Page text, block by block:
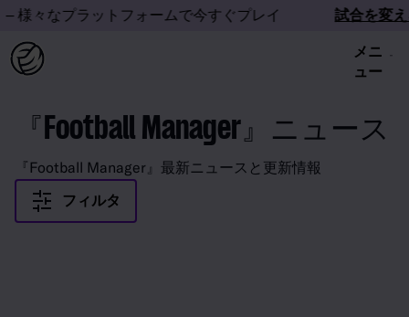
様々なプラットフォームで今すぐプレイ
試合を変え
メニ
ュー
『Football Manager』ニュース
『Football Manager』最新ニュースと更新情報
フィルタ